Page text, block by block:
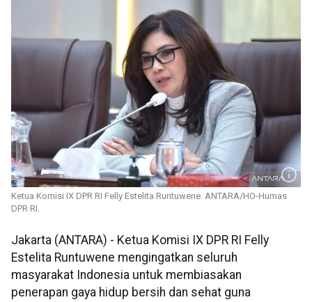
Ketua Komisi IX DPR RI Felly Estelita Runtuwene. ANTARA/HO-Humas
DPR RI.
Jakarta (ANTARA) - Ketua Komisi IX DPR RI Felly
Estelita Runtuwene mengingatkan seluruh
masyarakat Indonesia untuk membiasakan
penerapan gaya hidup bersih dan sehat guna